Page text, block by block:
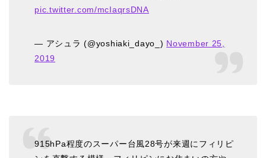
pic.twitter.com/mcIaqrsDNA
— アシュラ (@yoshiaki_dayo_) November 25,
2019
915hPa程度のスーパー台風28号が来週にフィリピ